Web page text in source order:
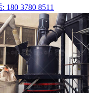
180 3780 8511